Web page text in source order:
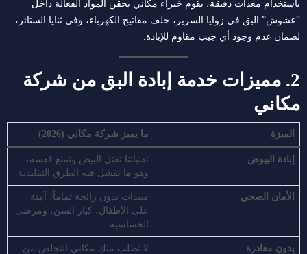
باستخدام معدات دقيقة، يقوم خبراء مكاني بحقن المواد الفعالة داخل
“عشوش” البق في زوايا السرير، خلف مفاتيح الكهرباء، وفي ثنايا الستائر،
لضمان عدم وجود أي جيب مقاوم للإبادة.
2. مميزات خدمة إبادة البق من شركة
مكاني
الميزة ما يميز شركة مكاني (2026)
إبادة البيوض
تقنياتنا تقتل البيض وتمنع فقسه،
وهو ما تفشل فيه الطرق التقليدية.
الأمان الصحي
مبيدات بدون رائحة تماماً، آمنة
على الأطفال، كبار السن، ومرضى
الحساسية.
بدون مغادرة
لا تطلب منكِ مكاني التخلص من